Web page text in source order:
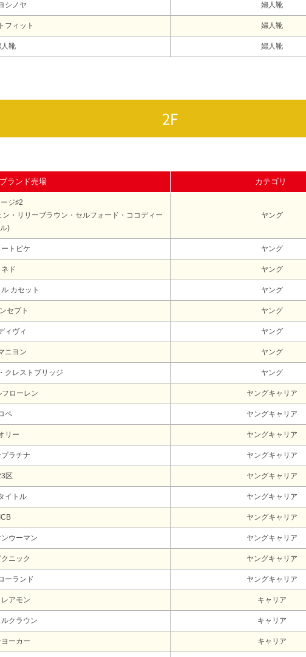
シノヤ 婦人靴
フィット 婦人靴
靴 婦人靴
2F
ランド売場 カテゴリ
ジ♯2
・リリーブラウン・セルフォード・ココディー
ル)
ヤング
トピケ ヤング
ネド ヤング
カセット ヤング
セプト ヤング
ィヴィ ヤング
ニヨン ヤング
クレストブリッジ ヤング
ローレン ヤングキャリア
ペ ヤングキャリア
リー ヤングキャリア
ラチナ ヤングキャリア
区 ヤングキャリア
イトル ヤングキャリア
ICB ヤングキャリア
ウーマン ヤングキャリア
ニック ヤングキャリア
ーランド ヤングキャリア
レアモン キャリア
ルクラウン キャリア
ーカー キャリア